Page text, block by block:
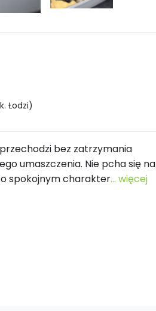
Łodzi)
bez zatrzymania
umaszczenia. Nie pcha się na
spokojnym charakter... więcej